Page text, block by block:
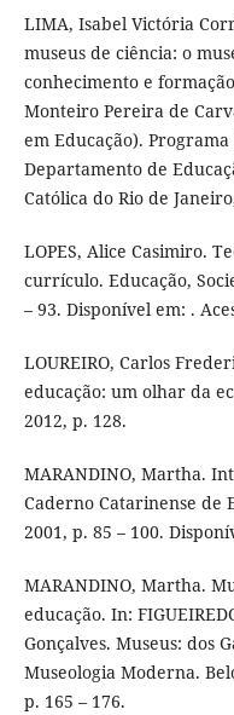
LIMA, Isabel Victória
museus de ciência: o
conhecimento e
Monteiro Pereira de
em Educação).
Departamento de
Católica do Rio de
LOPES, Alice Casimiro.
currículo. Educação,
– 93. Disponível em: .
LOUREIRO, Carlos
educação: um olhar da
2012, p. 128.
MARANDINO, Martha.
Caderno Catarinense de
2001, p. 85 – 100.
MARANDINO, Martha.
educação. In:
Gonçalves. Museus: dos
Museologia Moderna.
p. 165 – 176.